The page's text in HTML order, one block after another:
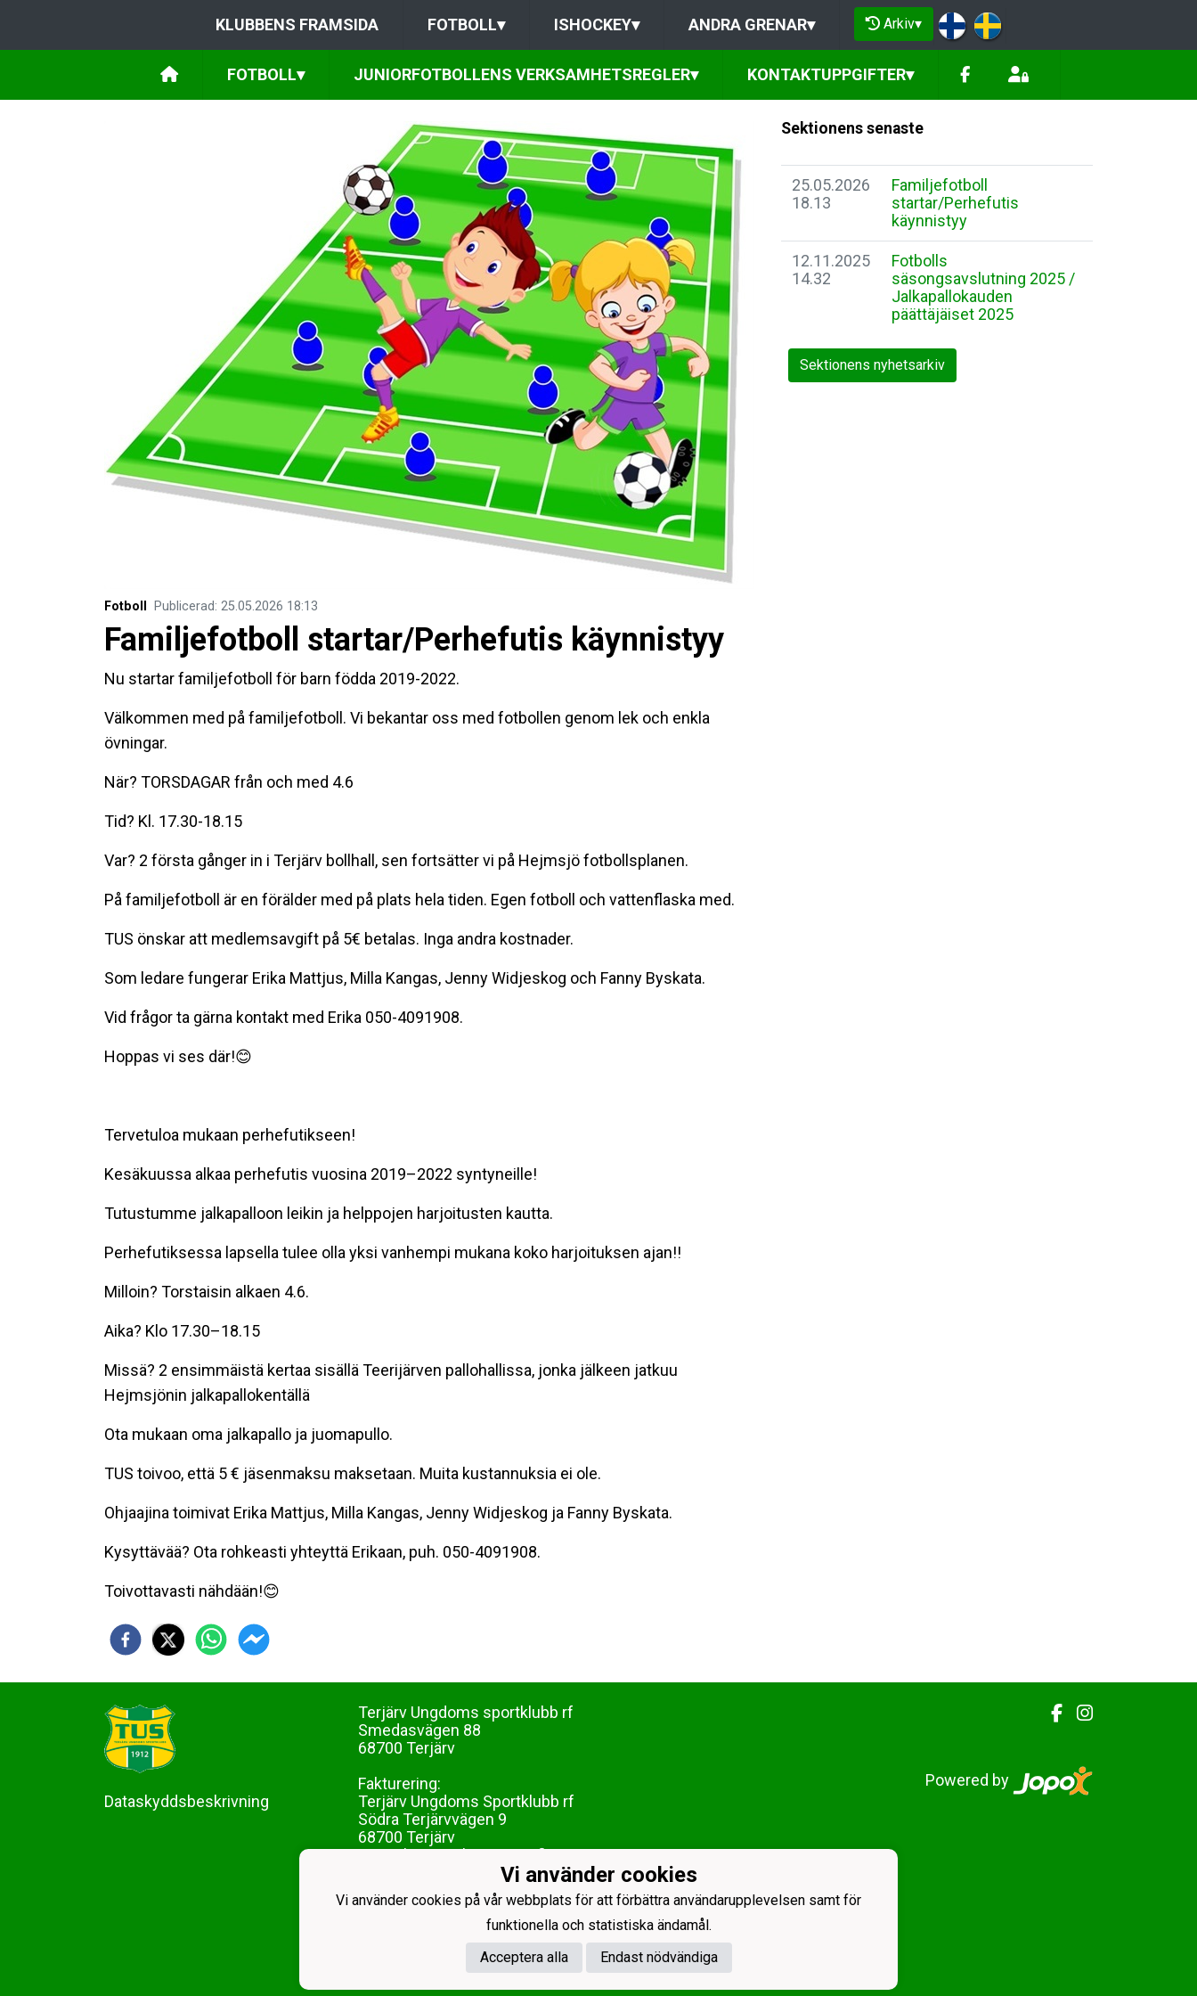
KLUBBENS FRAMSIDA FOTBOLL▾ ISHOCKEY▾ ANDRA GRENAR▾ Arkiv▾
FOTBOLL▾ JUNIORFOTBOLLENS VERKSAMHETSREGLER▾ KONTAKTUPPGIFTER▾
Fotboll Publicerad: 25.05.2026 18:13
Familjefotboll startar/Perhefutis käynnistyy
Nu startar familjefotboll för barn födda 2019-2022.
Välkommen med på familjefotboll. Vi bekantar oss med fotbollen genom lek och enkla
övningar.
När? TORSDAGAR från och med 4.6
Tid? Kl. 17.30-18.15
Var? 2 första gånger in i Terjärv bollhall, sen fortsätter vi på Hejmsjö fotbollsplanen.
På familjefotboll är en förälder med på plats hela tiden. Egen fotboll och vattenflaska med.
TUS önskar att medlemsavgift på 5€ betalas. Inga andra kostnader.
Som ledare fungerar Erika Mattjus, Milla Kangas, Jenny Widjeskog och Fanny Byskata.
Vid frågor ta gärna kontakt med Erika 050-4091908.
Hoppas vi ses där!😊
Tervetuloa mukaan perhefutikseen!
Kesäkuussa alkaa perhefutis vuosina 2019–2022 syntyneille!
Tutustumme jalkapalloon leikin ja helppojen harjoitusten kautta.
Perhefutiksessa lapsella tulee olla yksi vanhempi mukana koko harjoituksen ajan!!
Milloin? Torstaisin alkaen 4.6.
Aika? Klo 17.30–18.15
Missä? 2 ensimmäistä kertaa sisällä Teerijärven pallohallissa, jonka jälkeen jatkuu
Hejmsjönin jalkapallokentällä
Ota mukaan oma jalkapallo ja juomapullo.
TUS toivoo, että 5 € jäsenmaksu maksetaan. Muita kustannuksia ei ole.
Ohjaajina toimivat Erika Mattjus, Milla Kangas, Jenny Widjeskog ja Fanny Byskata.
Kysyttävää? Ota rohkeasti yhteyttä Erikaan, puh. 050-4091908.
Toivottavasti nähdään!😊
Sektionens senaste
25.05.2026
18.13
Familjefotboll
startar/Perhefutis
käynnistyy
12.11.2025
14.32
Fotbolls
säsongsavslutning 2025 /
Jalkapallokauden
päättäjäiset 2025
Sektionens nyhetsarkiv
Dataskyddsbeskrivning
Terjärv Ungdoms sportklubb rf
Smedasvägen 88
68700 Terjärv
Fakturering:
Terjärv Ungdoms Sportklubb rf
Södra Terjärvvägen 9
68700 Terjärv
mona-lisa.grankvist@tsc.fi
Powered by
Vi använder cookies
Vi använder cookies på vår webbplats för att förbättra användarupplevelsen samt för
funktionella och statistiska ändamål.
Acceptera alla
Endast nödvändiga